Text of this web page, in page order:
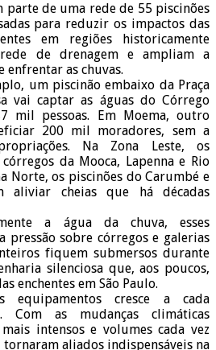
parte de uma rede de 55 piscinões
para reduzir os impactos das
em regiões historicamente
de drenagem e ampliam a
enfrentar as chuvas.
um piscinão embaixo da Praça
vai captar as águas do Córrego
mil pessoas. Em Moema, outro
200 mil moradores, sem a
Na Zona Leste, os
da Mooca, Lapenna e Rio
Norte, os piscinões do Carumbé e
aliviar cheias que há décadas
a água da chuva, esses
pressão sobre córregos e galerias
fiquem submersos durante
silenciosa que, aos poucos,
enchentes em São Paulo.
equipamentos cresce a cada
Com as mudanças climáticas
intensos e volumes cada vez
tornaram aliados indispensáveis na